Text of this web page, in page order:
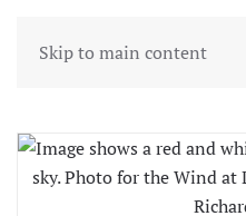
Skip to main content
Tag:Maude